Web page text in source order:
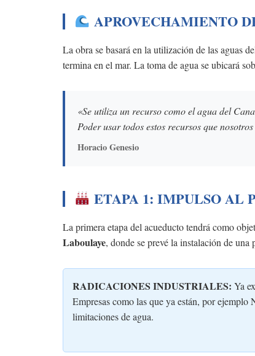
APROVECHAMIENTO
La obra se basará en la utilización de las aguas
termina en el mar. La toma de agua se ubicará
«Se utiliza un recurso como el agua del
Poder usar todos estos recursos que
Horacio Genesio
ETAPA 1: IMPULSO AL
La primera etapa del acueducto tendrá como
Laboulaye, donde se prevé la instalación de
RADICACIONES INDUSTRIALES: Ya
Empresas como las que ya están, por ejemplo
limitaciones de agua.